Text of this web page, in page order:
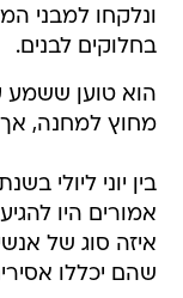
ונלקחו למבני
בחלוקים לבנים.
הוא טוען ששמע
מחוץ למחנה, אך
אמורים היו
איזה סוג של
שהם יכללו